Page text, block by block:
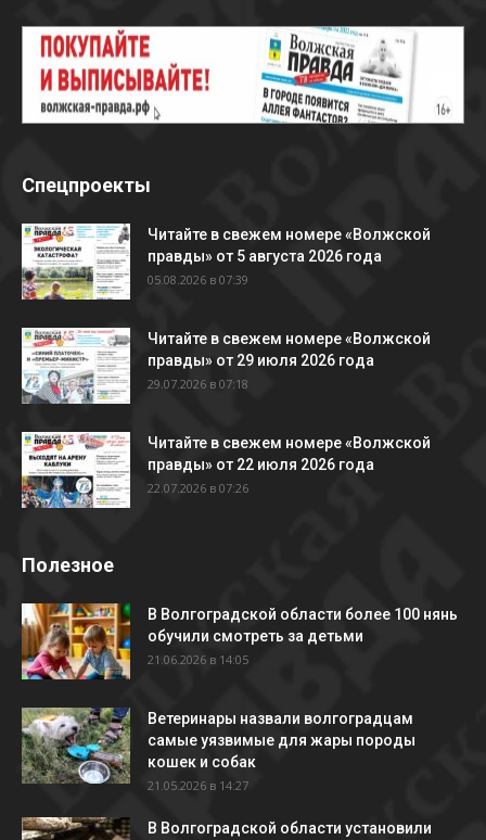
Спецпроекты
Читайте в свежем номере «Волжской
правды» от 5 августа 2026 года
05.08.2026 в 07:39
Читайте в свежем номере «Волжской
правды» от 29 июля 2026 года
29.07.2026 в 07:18
Читайте в свежем номере «Волжской
правды» от 22 июля 2026 года
22.07.2026 в 07:26
Полезное
В Волгоградской области более 100 нянь
обучили смотреть за детьми
21.06.2026 в 14:05
Ветеринары назвали волгоградцам
самые уязвимые для жары породы
кошек и собак
21.05.2026 в 14:27
В Волгоградской области установили